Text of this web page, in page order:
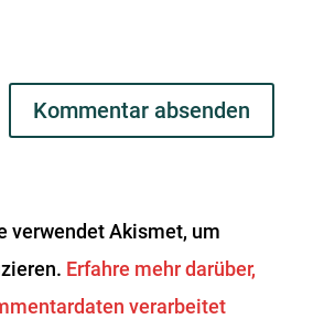
verwendet Akismet, um
Erfahre mehr darüber,
verarbeitet